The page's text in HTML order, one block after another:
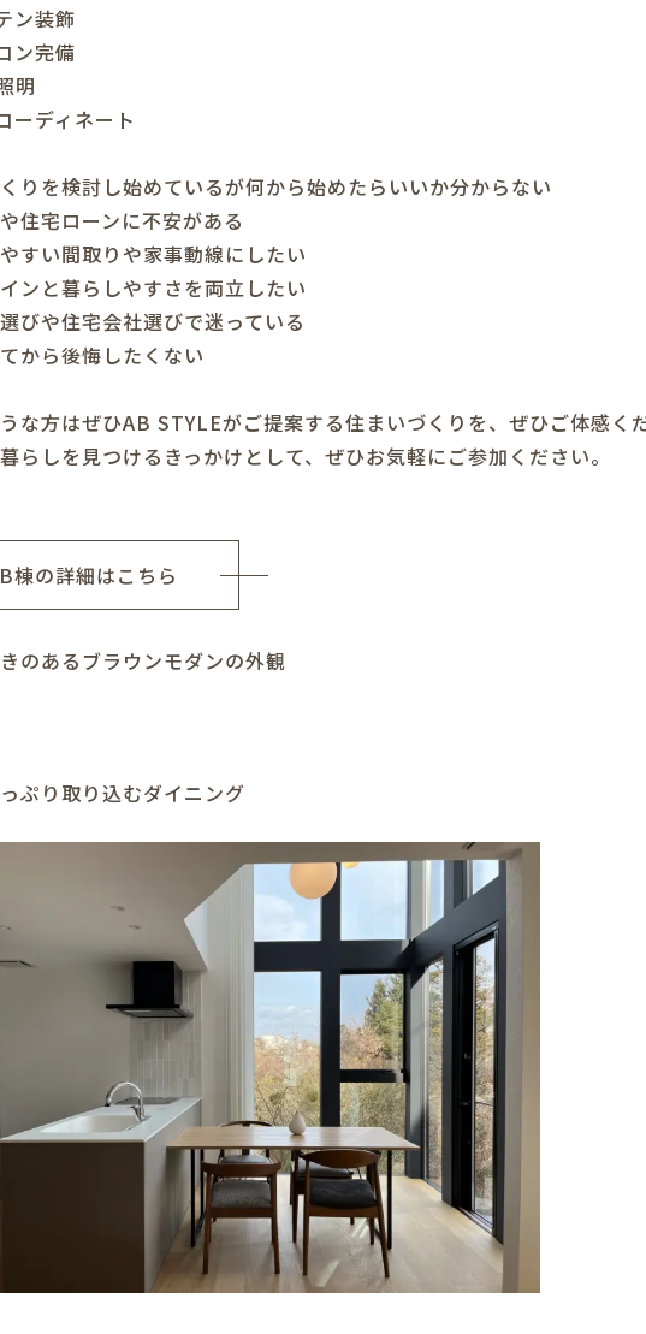
ン装飾
ン完備
明
ーディネート
くりを検討し始めているが何から始めたらいいか分からない
住宅ローンに不安がある
すい間取りや家事動線にしたい
ンと暮らしやすさを両立したい
びや住宅会社選びで迷っている
から後悔したくない
な方はぜひAB STYLEがご提案する住まいづくりを、ぜひご体感く
らしを見つけるきっかけとして、ぜひお気軽にご参加ください。
B棟の詳細はこちら
のあるブラウンモダンの外観
ぷり取り込むダイニング